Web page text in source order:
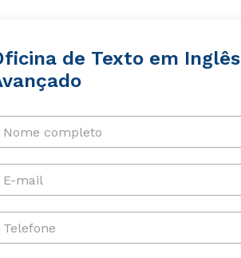
de Texto em Inglês
Nome completo
E-mail
Telefone